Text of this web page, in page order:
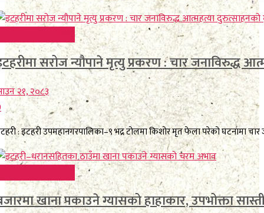
सरोज न्यौपाने मृत्यु प्रकरण : चार जनाविरुद्ध
२१, २०८३
: इटहरी उपमहानगरपालिका–९ भद्र टोलमा किशोर मृत फेला परेको घटनामा
खाना पकाउने ग्यासको हाहाकार, उपभोक्ता